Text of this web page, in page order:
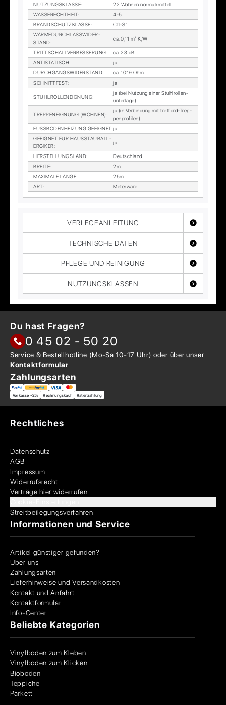
NUT­ZUNGS­KLAS­SE:
22 Woh­nen nor­mal/mit­tel
WAS­SE­RECHT­HEIT:
4-5
BRAND­SCHUTZ­KLAS­SE:
Cfl-S1
WÄR­ME­DURCH­LASS­WI­DER­
STAND:
ca. 0,11 m² K/W
TRITT­SCHALL­VER­BES­SE­RUNG:
ca. 23 dB
AN­TI­STA­TISCH:
ja
DURCH­GANGS­WI­DER­STAND:
ca. 10^9 Ohm
SCHNITT­FEST: ja
STUHL­ROL­LEN­EIG­NUNG:
ja (bei Nut­zung ei­ner Stuhl­rol­len­
un­ter­la­ge)
TREP­PEN­EIG­NUNG (WOH­NEN) :
ja (in Ver­bin­dung mit tret­ford-Trep­
pen­pro­fi­len)
FUSS­BO­DEN­HEI­ZUNG GE­EIG­NET:ja
GE­EIG­NET FÜR HAUS­STAUB­ALL­
ER­GI­KER:
ja
HER­STEL­LUNGS­LAND:
Deutsch­land
BREI­TE:
2m
MA­XI­MA­LE LÄN­GE:
25m
ART: Me­ter­wa­re
VERLEGEANLEITUNG
TECHNISCHE DATEN
PFLEGE UND REINIGUNG
NUTZUNGSKLASSEN
Du hast Fragen?
0 45 02 - 50 20
Service & Bestellhotline (Mo-Sa 10-17 Uhr) oder überunser
Kontaktformular
Zahlungsarten
Vorkasse -2% Rechnungskauf Ratenzahlung
Rechtliches
Datenschutz
AGB
Impressum
Widerrufsrecht
Verträge hier widerrufen
Streitbeilegungsverfahren
Informationen und Service
Artikel günstiger gefunden?
Über uns
Zahlungsarten
Lieferhinweise und Versandkosten
Kontakt und Anfahrt
Kontaktformular
Info-Center
Beliebte Kategorien
Vinylboden zum Kleben
Vinylboden zum Klicken
Bioboden
Teppiche
Parkett